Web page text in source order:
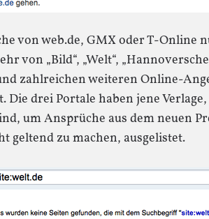
von web.de, GMX oder T-Online
von „Bild“, „Welt“,
zahlreichen weiteren Online-
Die drei Portale haben jene
um Ansprüche aus dem neuen
geltend zu machen, ausgelistet.